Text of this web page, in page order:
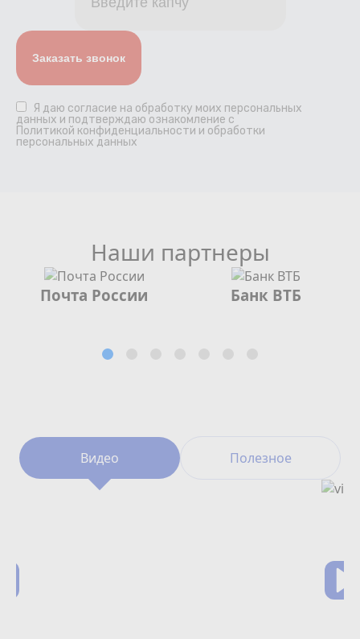
Я даю согласие на обработку моих персональных
данных и подтверждаю ознакомление с
Политикой конфиденциальности и обработки
персональных данных
Наши партнеры
Почта России Банк ВТБ
Видео Полезное